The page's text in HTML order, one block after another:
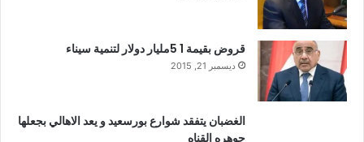
قروض بقيمة 1 5مليار دولار لتنمية سيناء
ديسمبر 21, 2015
الغضبان يتفقد شوارع بورسعيد و يعد الاهالي بجعلها
جوهره القناه